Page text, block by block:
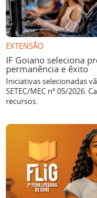
EXTENSÃO
IF Goiano seleciona
permanência e êxito
Iniciativas selecionadas
SETEC/MEC nº 05/2026.
recursos.